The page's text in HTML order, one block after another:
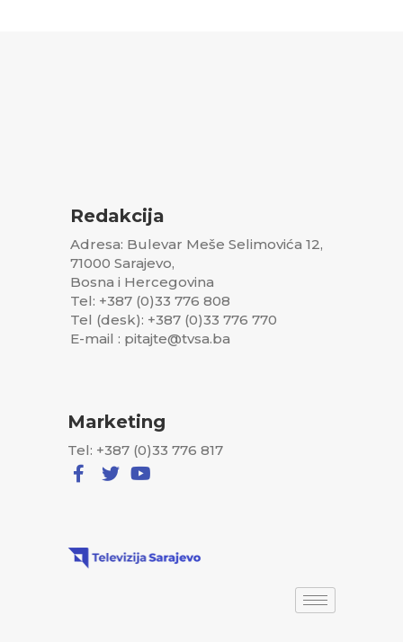
Redakcija
Adresa: Bulevar Meše Selimovića 12,
71000 Sarajevo,
Bosna i Hercegovina
Tel: +387 (0)33 776 808
Tel (desk): +387 (0)33 776 770
E-mail : pitajte@tvsa.ba
Marketing
Tel: +387 (0)33 776 817